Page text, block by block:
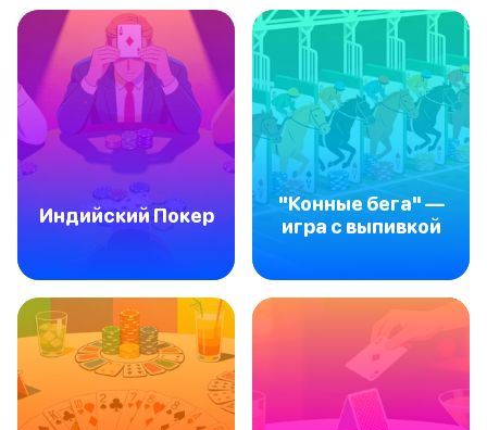
Индийский Покер
"Конные бега" —
игра с выпивкой